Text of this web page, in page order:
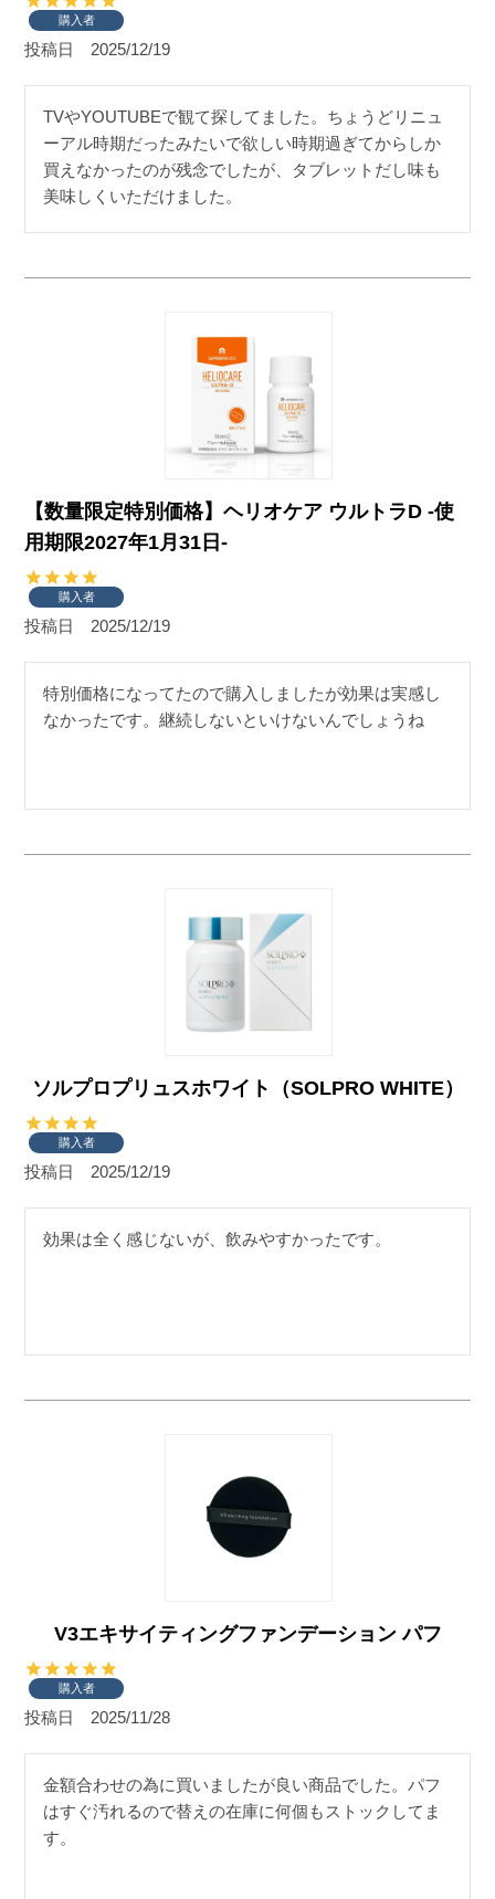
購入者
投稿日 2025/12/19
TVやYOUTUBEで観て探してました。ちょうどリニュ
ーアル時期だったみたいで欲しい時期過ぎてからしか
買えなかったのが残念でしたが、タブレットだし味も
美味しくいただけました。
【数量限定特別価格】ヘリオケア ウルトラD -使
用期限2027年1月31日-
購入者
投稿日 2025/12/19
特別価格になってたので購入しましたが効果は実感し
なかったです。継続しないといけないんでしょうね
ソルプロプリュスホワイト（SOLPRO WHITE）
購入者
投稿日 2025/12/19
効果は全く感じないが、飲みやすかったです。
V3エキサイティングファンデーション パフ
購入者
投稿日 2025/11/28
金額合わせの為に買いましたが良い商品でした。パフ
はすぐ汚れるので替えの在庫に何個もストックしてま
す。